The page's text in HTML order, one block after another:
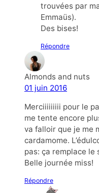
trouvées par
Emmaüs).
Des bises!
Répondre
Almonds and nuts
01 juin 2016
Merciiiiiiiii pour le
me tente encore
va falloir que je me
cardamome.
pas: ça remplace le
Belle journée miss!
Répondre